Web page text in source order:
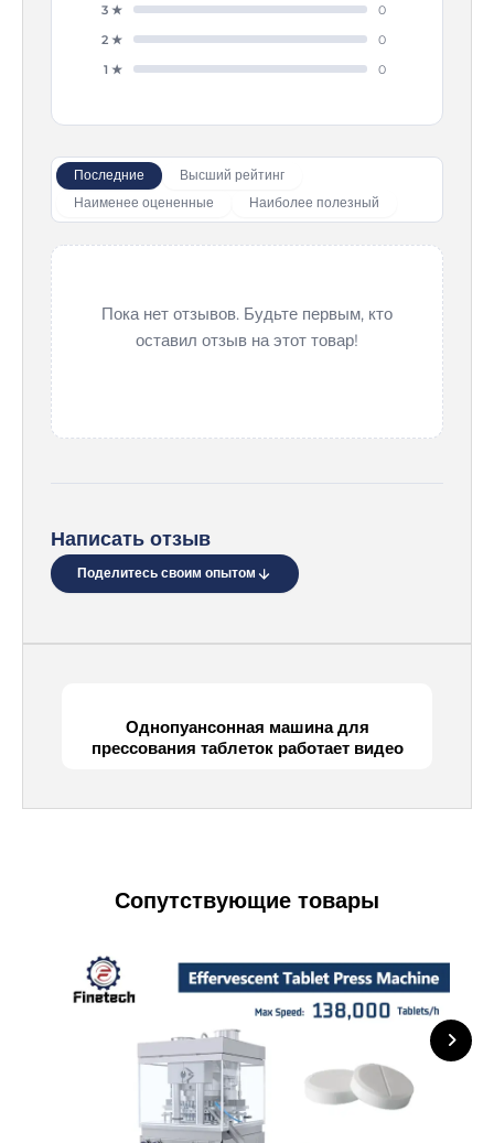
3 ★
0
2 ★
0
1 ★
0
Последние
Высший рейтинг
Наименее оцененные
Наиболее полезный
Пока нет отзывов. Будьте первым, кто
оставил отзыв на этот товар!
Написать отзыв
Поделитесь своим опытом
Однопуансонная машина для
прессования таблеток работает видео
Сопутствующие товары